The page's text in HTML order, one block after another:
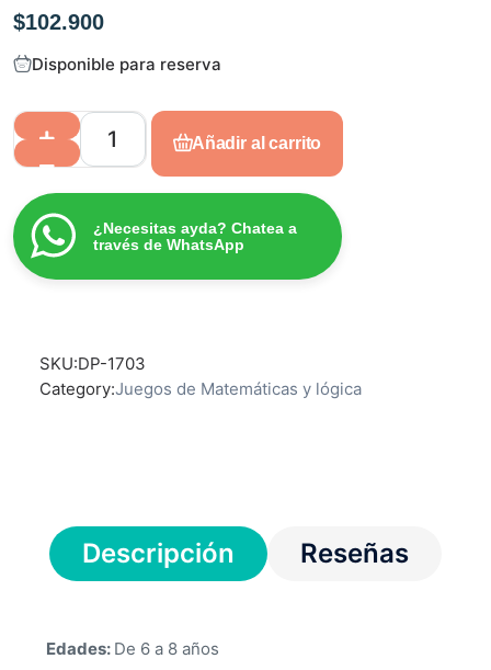
0
d
e
$102.900
Disponible para reserva
Añadir al carrito
¿Necesitas ayda? Chatea a
través de WhatsApp
SKU:DP-1703
Category:Juegos de Matemáticas y lógica
Descripción Reseñas
Edades: De 6 a 8 años